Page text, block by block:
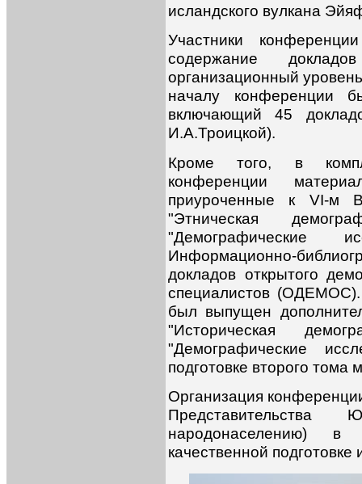
исландского вулкана
Участники
содержание
организационный
началу конференции
включающий 45
И.А.Троицкой).
Кроме того, в
конференции
приуроченные к VI-м
"Этническая
"Демографические
Информационно-
докладов открытого
специалистов
был выпущен
"Историческая
"Демографические
подготовке второго
Организация
народонаселению) в
качественной